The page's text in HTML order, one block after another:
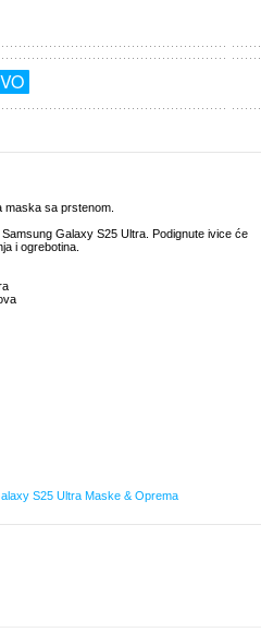
maska sa prstenom.
Galaxy S25 Ultra. Podignute ivice će
i ogrebotina.
S25 Ultra Maske & Oprema